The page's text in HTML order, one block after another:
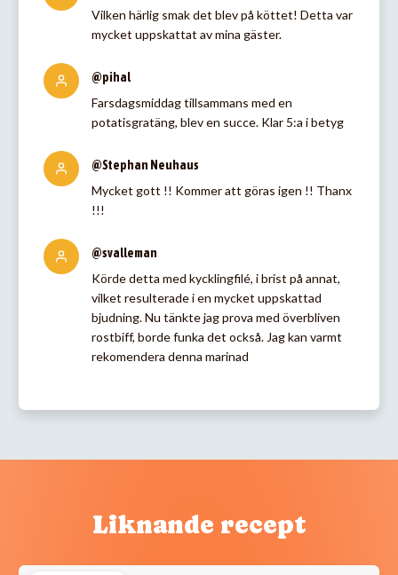
Vilken härlig smak det blev på köttet! Detta var
mycket uppskattat av mina gäster.
@pihal
Farsdagsmiddag tillsammans med en
potatisgratäng, blev en succe. Klar 5:a i betyg
@Stephan Neuhaus
Mycket gott !! Kommer att göras igen !! Thanx
!!!
@svalleman
Körde detta med kycklingfilé, i brist på annat,
vilket resulterade i en mycket uppskattad
bjudning. Nu tänkte jag prova med överbliven
rostbiff, borde funka det också. Jag kan varmt
rekomendera denna marinad
Liknande recept